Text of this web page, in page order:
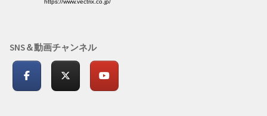
https://www.vectrix.co.jp/
SNS＆動画チャンネル